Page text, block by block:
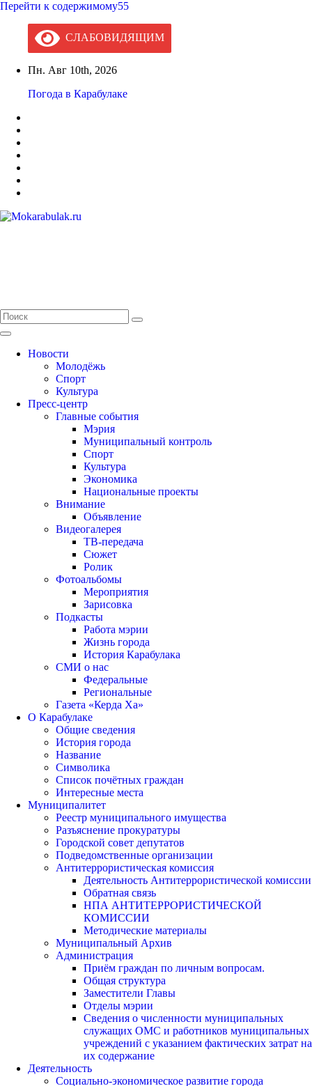
Перейти к содержимому55
СЛАБОВИДЯЩИМ
Пн. Авг 10th, 2026
Погода в Карабулаке
Новости
Молодёжь
Спорт
Культура
Пресс-центр
Главные события
Мэрия
Муниципальный контроль
Спорт
Культура
Экономика
Национальные проекты
Внимание
Объявление
Видеогалерея
ТВ-передача
Сюжет
Ролик
Фотоальбомы
Мероприятия
Зарисовка
Подкасты
Работа мэрии
Жизнь города
История Карабулака
СМИ о нас
Федеральные
Региональные
Газета «Керда Ха»
О Карабулаке
Общие сведения
История города
Название
Символика
Список почётных граждан
Интересные места
Муниципалитет
Реестр муниципального имущества
Разъяснение прокуратуры
Городской совет депутатов
Подведомственные организации
Антитеррористическая комиссия
Деятельность Антитеррористической комиссии
Обратная связь
НПА АНТИТЕРРОРИСТИЧЕСКОЙ
КОМИССИИ
Методические материалы
Муниципальный Архив
Администрация
Приём граждан по личным вопросам.
Общая структура
Заместители Главы
Отделы мэрии
Сведения о численности муниципальных
служащих ОМС и работников муниципальных
учреждений с указанием фактических затрат на
их содержание
Деятельность
Социально-экономическое развитие города